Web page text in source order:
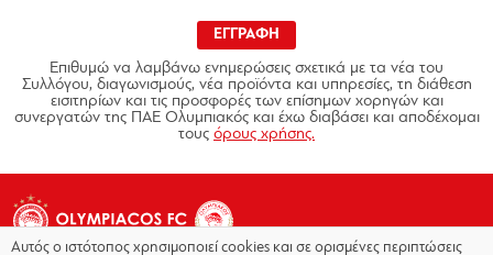
ΕΓΓΡΑΦΗ
Επιθυμώ να λαμβάνω ενημερώσεις σχετικά με τα νέα του
Συλλόγου, διαγωνισμούς, νέα προϊόντα και υπηρεσίες, τη διάθεση
εισιτηρίων και τις προσφορές των επίσημων χορηγών και
συνεργατών της ΠΑΕ Ολυμπιακός και έχω διαβάσει και αποδέχομαι
τους όρους χρήσης.
Αυτός ο ιστότοπος χρησιμοποιεί cookies και σε ορισμένες περιπτώσεις